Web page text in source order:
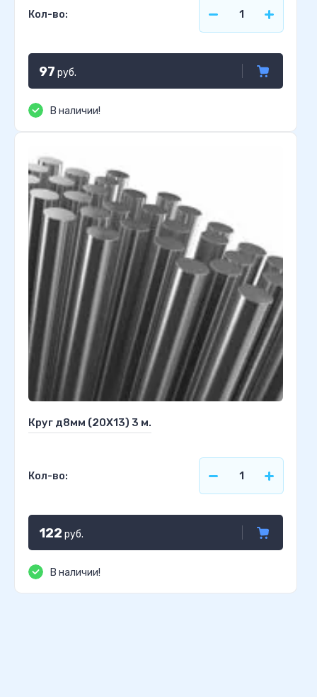
Кол-во:
97 руб.
В наличии!
Круг д8мм (20Х13) 3 м.
Кол-во:
122 руб.
В наличии!